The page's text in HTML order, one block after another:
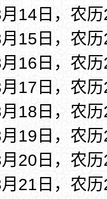
14日，农
15日，农
16日，农
17日，农
18日，农
19日，农
20日，农
21日，农